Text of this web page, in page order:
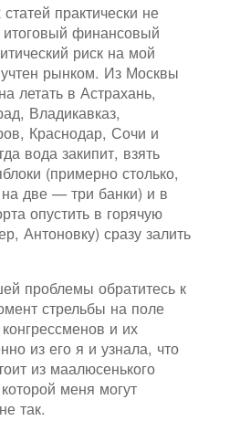
практически не
финансовый
риск на мой
рынком. Из Москвы
летать в Астрахань,
Владикавказ,
Краснодар, Сочи и
вода закипит, взять
(примерно столько,
две — три банки) и в
опустить в горячую
Антоновку) сразу залить
проблемы обратитесь к
стрельбы на поле
и их
из его я и узнала, что
из маалюсенького
меня могут
так.